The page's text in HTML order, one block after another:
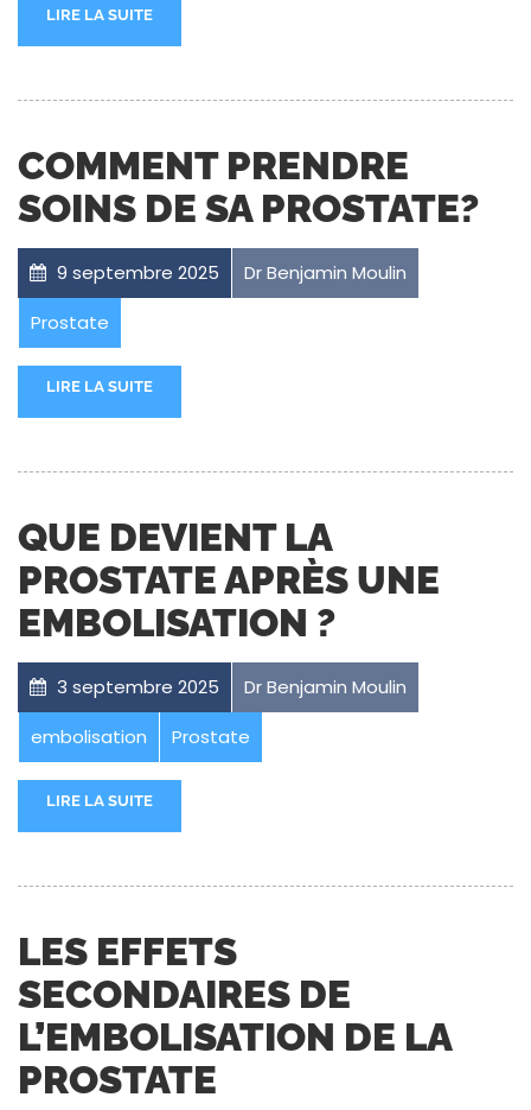
LIRE LA SUITE
COMMENT PRENDRE
SOINS DE SA PROSTATE?
9 septembre 2025
Dr Benjamin Moulin
Prostate
LIRE LA SUITE
QUE DEVIENT LA
PROSTATE APRÈS UNE
EMBOLISATION ?
3 septembre 2025
Dr Benjamin Moulin
embolisation
Prostate
LIRE LA SUITE
LES EFFETS
SECONDAIRES DE
L’EMBOLISATION DE LA
PROSTATE